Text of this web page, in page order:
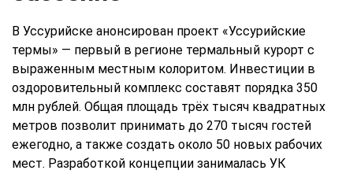
В Уссурийске анонсирован проект «Уссурийские
термы» — первый в регионе термальный курорт с
выраженным местным колоритом. Инвестиции в
оздоровительный комплекс составят порядка 350
млн рублей. Общая площадь трёх тысяч квадратных
метров позволит принимать до 270 тысяч гостей
ежегодно, а также создать около 50 новых рабочих
мест. Разработкой концепции занималась УК